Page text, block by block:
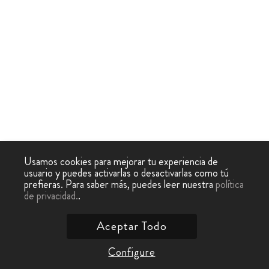
Usamos cookies para mejorar tu experiencia de
usuario y puedes activarlas o desactivarlas como tú
prefieras. Para saber más, puedes leer nuestrapolítica
de privacidad..
Configure
Aceptar Todo